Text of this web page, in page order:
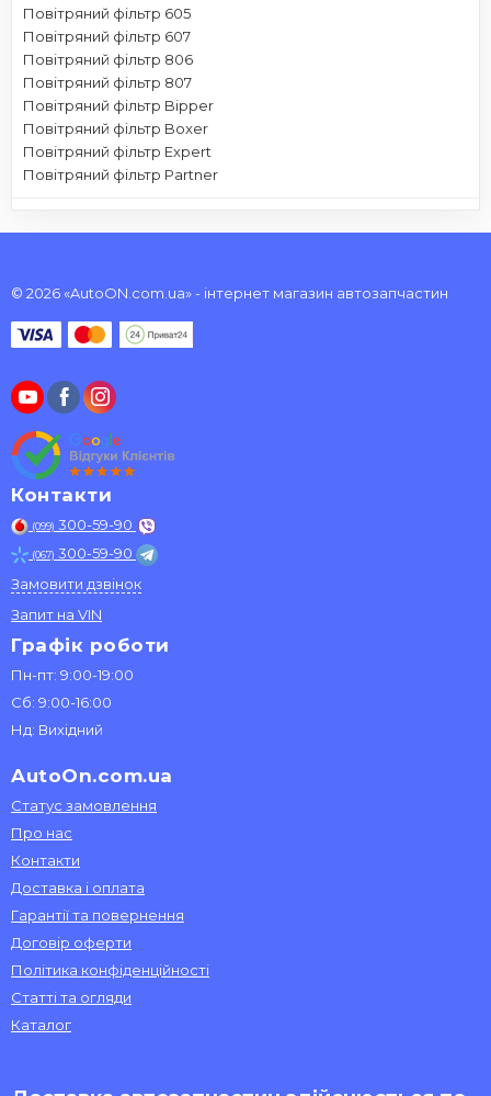
Повітряний фільтр 605
Повітряний фільтр 607
Повітряний фільтр 806
Повітряний фільтр 807
Повітряний фільтр Bipper
Повітряний фільтр Boxer
Повітряний фільтр Expert
Повітряний фільтр Partner
© 2026 «AutoON.com.ua» - інтернет магазин автозапчастин
Контакти
(099) 300-59-90
(067) 300-59-90
Замовити дзвінок
Запит на VIN
Графік роботи
Пн-пт: 9:00-19:00
Сб: 9:00-16:00
Нд: Вихідний
AutoOn.com.ua
Статус замовлення
Про нас
Контакти
Доставка і оплата
Гарантії та повернення
Договір оферти
Політика конфіденційності
Статті та огляди
Каталог